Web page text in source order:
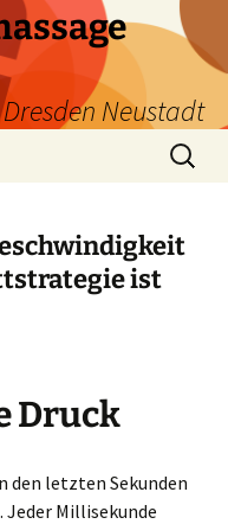
Neustadt
Suchen
nach:
ist
Druck
den letzten Sekunden
Millisekunde